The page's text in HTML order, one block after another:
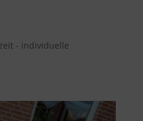
- individuelle